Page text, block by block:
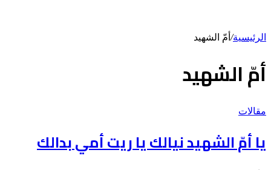
الرئيسية/ أمّ الشهيد
أمّ الشهيد
مقالات
يا أمّ الشهيد نيالك يا ريت أمي بدالك